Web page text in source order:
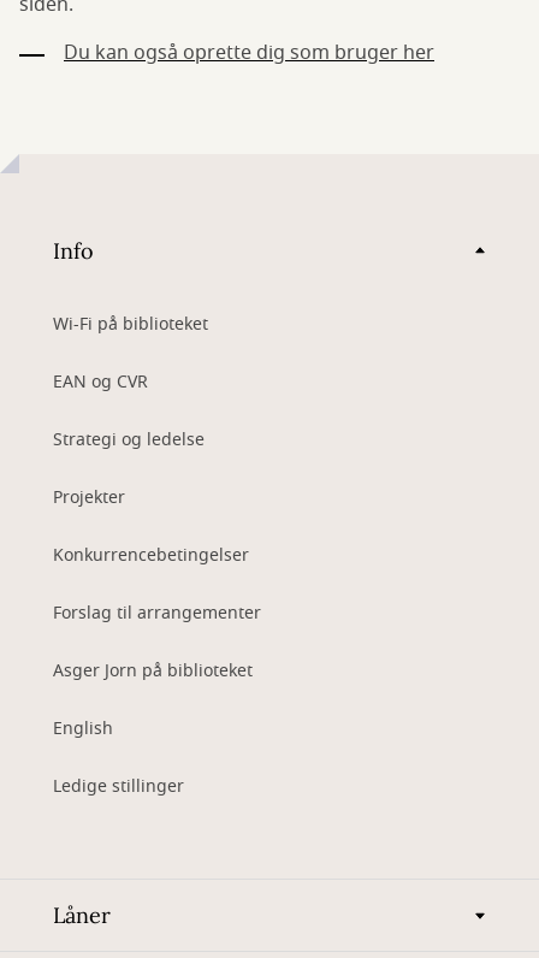
Du kan også oprette dig som bruger her
Info
Wi-Fi på biblioteket
EAN og CVR
Strategi og ledelse
Projekter
Konkurrencebetingelser
Forslag til arrangementer
Asger Jorn på biblioteket
English
Ledige stillinger
Låner